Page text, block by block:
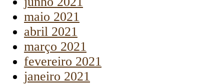
maio 2021
abril 2021
março 2021
fevereiro 2021
janeiro 2021